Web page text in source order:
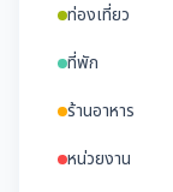
ท่องเที่ยว
ที่พัก
ร้านอาหาร
หน่วยงาน